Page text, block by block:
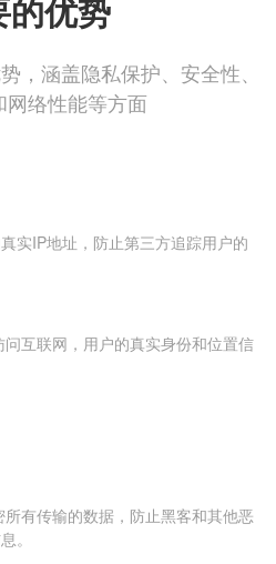
的优势
，涵盖隐私保护、安全性、
网络性能等方面
实IP地址，防止第三方追踪用户的
互联网，用户的真实身份和位置信
有传输的数据，防止黑客和其他恶
。